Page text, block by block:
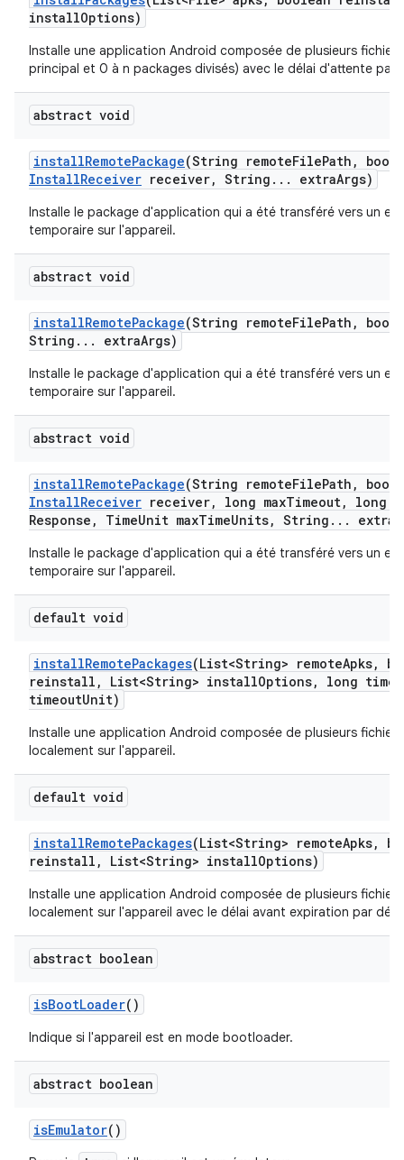
installOptions)
Installe une application Android composée de plusieurs fichiers
principal et 0 à n packages divisés) avec le délai d'attente par
abstract void
installRemotePackage(String remoteFilePath ,
InstallReceiver receiver, String . . . extraArgs)
Installe le package d'application qui a été transféré vers un
temporaire sur l'appareil.
abstract void
installRemotePackage(String remoteFilePath ,
String . . . extraArgs)
Installe le package d'application qui a été transféré vers un
temporaire sur l'appareil.
abstract void
installRemotePackage(String remoteFilePath ,
InstallReceiver receiver, long maxTimeout,
long
Response , TimeUnit maxTimeUnits, String . . . extra
Installe le package d'application qui a été transféré vers un
temporaire sur l'appareil.
default void
installRemotePackages(List<String> remoteApks,
reinstall , List<String> installOptions,
long
timeoutUnit)
Installe une application Android composée de plusieurs fichiers
localement sur l'appareil.
default void
installRemotePackages(List<String> remoteApks,
reinstall , List<String> installOptions)
Installe une application Android composée de plusieurs fichiers
localement sur l'appareil avec le délai avant expiration par
abstract boolean
isBootLoader()
Indique si l'appareil est en mode bootloader.
abstract boolean
isEmulator()